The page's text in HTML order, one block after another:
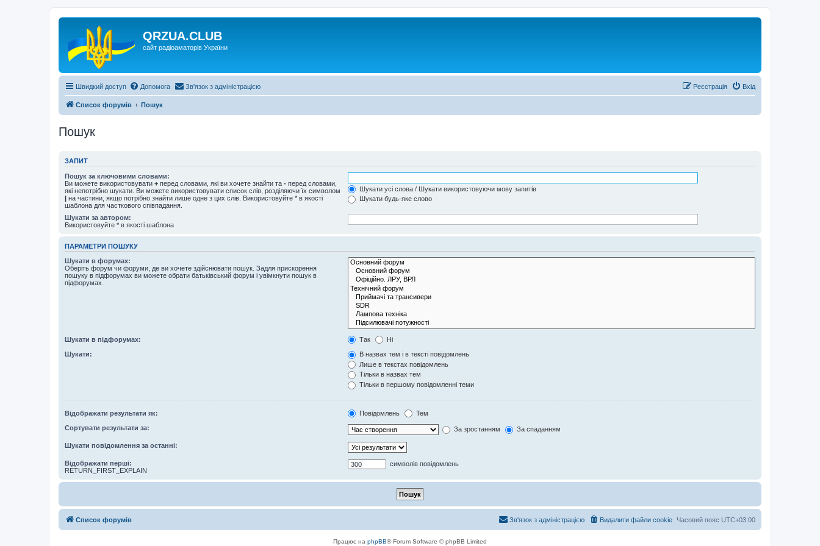
QRZUA.CLUB
сайт радіоаматорів України
Швидкий доступ Допомога Зв'язок з адміністрацією Вхід
Реєстрація
Список форумів Пошук
Пошук
ЗАПИТ
Пошук за ключовими словами:
Ви можете використовувати + перед словами, які ви хочете знайти та - перед словами,
які непотрібно шукати. Ви можете використовувати список слів, розділяючи їх символом
| на частини, якщо потрібно знайти лише одне з цих слів. Використовуйте * в якості
шаблона для часткового співпадання.
Шукати усі слова / Шукати використовуючи мову запитів
Шукати будь-яке слово
Шукати за автором:
Використовуйте * в якості шаблона
ПАРАМЕТРИ ПОШУКУ
Шукати в форумах:
Оберіть форум чи форуми, де ви хочете здійснювати пошук. Задля прискорення
пошуку в підфорумах ви можете обрати батьківський форум і увімкнути пошук в
підфорумах.
Шукати в підфорумах: Так Ні
Шукати:
В назвах тем і в тексті повідомлень
Лише в текстах повідомлень
Тільки в назвах тем
Тільки в першому повідомленні теми
Відображати результати як: Повідомлень Тем
Сортувати результати за: За зростанням За спаданням
Шукати повідомлення за останні:
Відображати перші:
RETURN_FIRST_EXPLAIN
символів повідомлень
Список форумів Часовий пояс UTC+03:00
Видалити файли cookie
Зв'язок з адміністрацією
Працює на phpBB® Forum Software © phpBB Limited